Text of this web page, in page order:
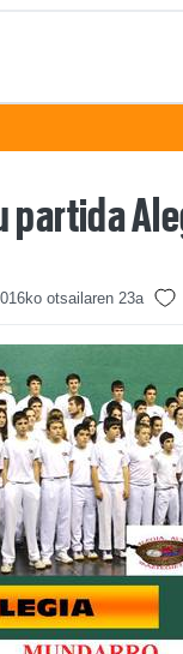
partida
otsailaren 23a